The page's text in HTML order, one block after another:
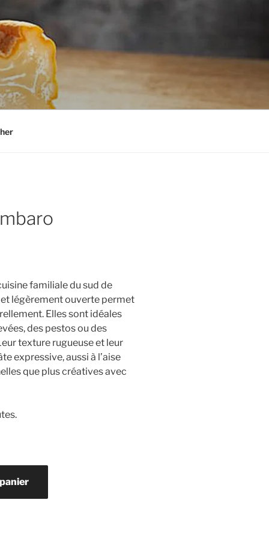
familiale du sud de
légèrement ouverte permet
Elles sont idéales
des pestos ou des
texture rugueuse et leur
expressive, aussi à l’aise
que plus créatives avec